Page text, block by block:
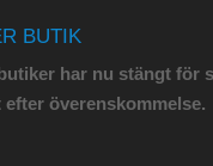
BUTIK
har nu stängt för
efter överenskommelse.